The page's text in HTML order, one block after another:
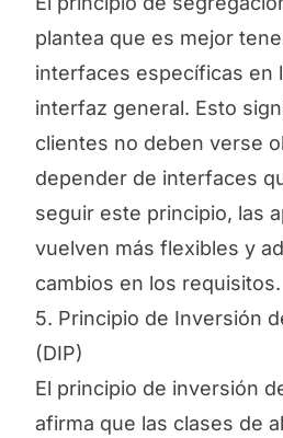
plantea que es mejor
interfaces específicas en
interfaz general. Esto
clientes no deben verse
depender de interfaces
seguir este principio, las
vuelven más flexibles y
cambios en los requisitos.
5. Principio de Inversión
(DIP)
El principio de inversión
afirma que las clases de